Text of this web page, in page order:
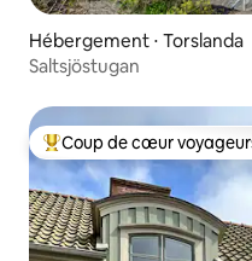
Hébergement ⋅ Torslanda
Saltsjöstugan
Coups de cœur voyageurs
Coup de cœur